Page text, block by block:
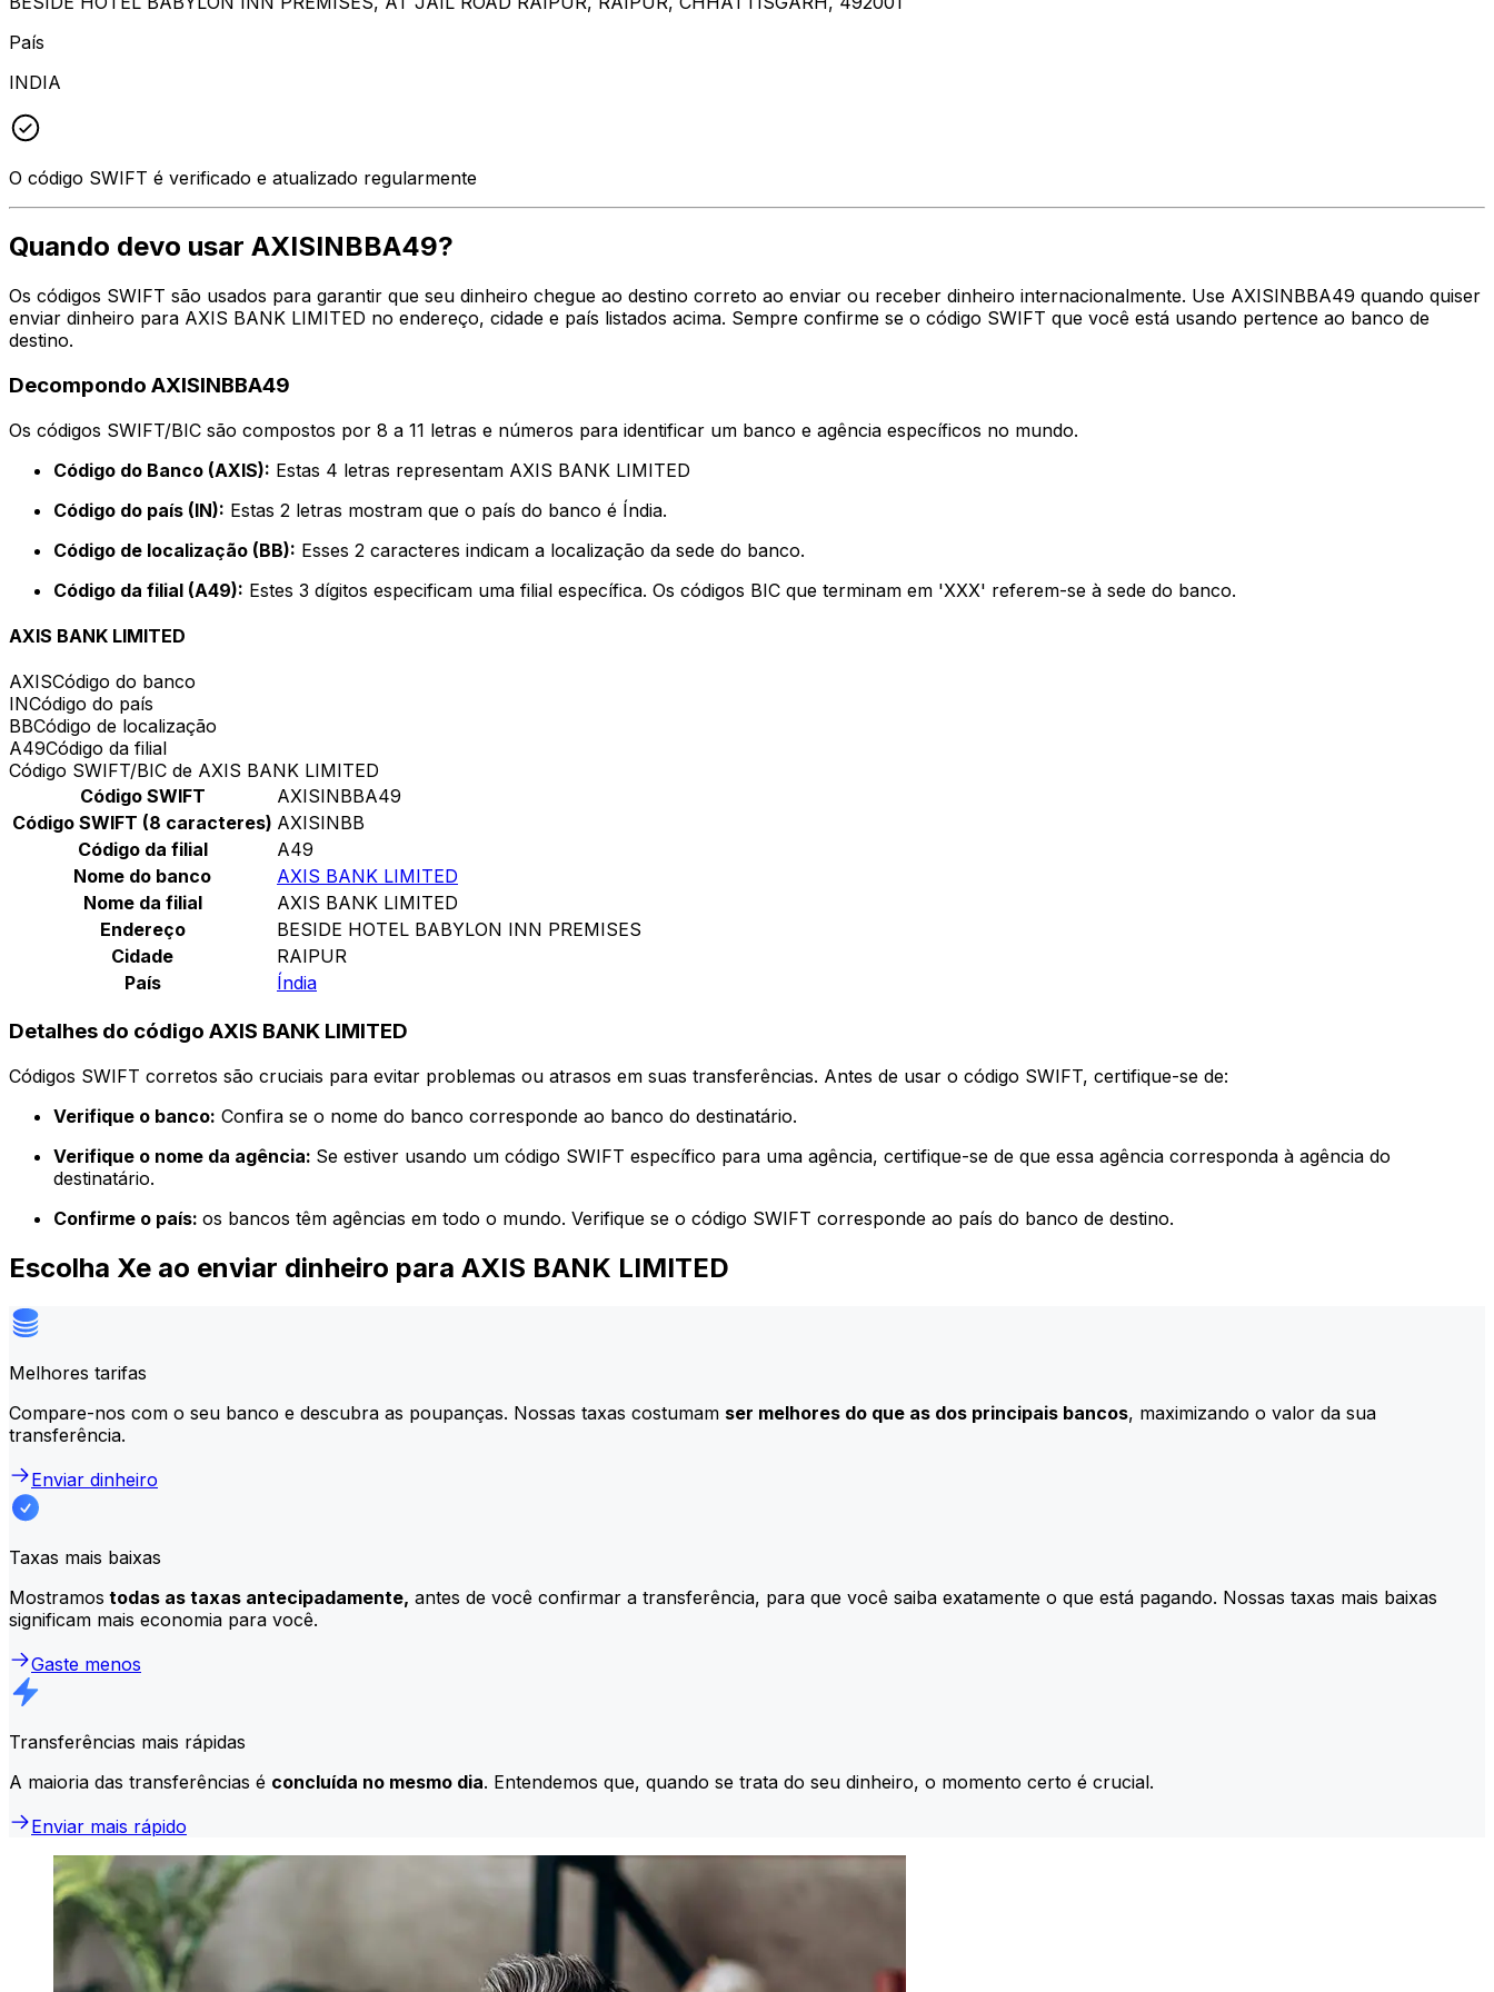
País
INDIA
O código SWIFT é verificado e atualizado regularmente
Quando devo usar AXISINBBA49?
Os códigos SWIFT são usados para garantir que seu dinheiro chegue ao destino correto ao enviar ou receber dinheiro internacionalmente. Use AXISINBBA49 quando quiser
enviar dinheiro para AXIS BANK LIMITED no endereço, cidade e país listados acima. Sempre confirme se o código SWIFT que você está usando pertence ao banco de
destino.
Decompondo AXISINBBA49
Os códigos SWIFT/BIC são compostos por 8 a 11 letras e números para identificar um banco e agência específicos no mundo.
Código do Banco (AXIS): Estas 4 letras representam AXIS BANK LIMITED
Código do país (IN): Estas 2 letras mostram que o país do banco é Índia.
Código de localização (BB): Esses 2 caracteres indicam a localização da sede do banco.
Código da filial (A49): Estes 3 dígitos especificam uma filial específica. Os códigos BIC que terminam em 'XXX' referem-se à sede do banco.
AXIS BANK LIMITED
AXISCódigo do banco
INCódigo do país
BBCódigo de localização
A49Código da filial
Código SWIFT/BIC de AXIS BANK LIMITED
Código SWIFT
AXISINBBA49
Código SWIFT (8 caracteres) AXISINBB
Código da filial
A49
Nome do banco
AXIS BANK LIMITED
Nome da filial
AXIS BANK LIMITED
Endereço
BESIDE HOTEL BABYLON INN PREMISES
Cidade
RAIPUR
País
Índia
Detalhes do código AXIS BANK LIMITED
Códigos SWIFT corretos são cruciais para evitar problemas ou atrasos em suas transferências. Antes de usar o código SWIFT, certifique-se de:
Verifique o banco: Confira se o nome do banco corresponde ao banco do destinatário.
Verifique o nome da agência: Se estiver usando um código SWIFT específico para uma agência, certifique-se de que essa agência corresponda à agência do
destinatário.
Confirme o país: os bancos têm agências em todo o mundo. Verifique se o código SWIFT corresponde ao país do banco de destino.
Escolha Xe ao enviar dinheiro para AXIS BANK LIMITED
Melhores tarifas
Compare-nos com o seu banco e descubra as poupanças. Nossas taxas costumam ser melhores do que as dos principais bancos, maximizando o valor da sua
transferência.
Enviar dinheiro
Taxas mais baixas
Mostramos todas as taxas antecipadamente, antes de você confirmar a transferência, para que você saiba exatamente o que está pagando. Nossas taxas mais baixas
significam mais economia para você.
Gaste menos
Transferências mais rápidas
A maioria das transferências é concluída no mesmo dia. Entendemos que, quando se trata do seu dinheiro, o momento certo é crucial.
Enviar mais rápido